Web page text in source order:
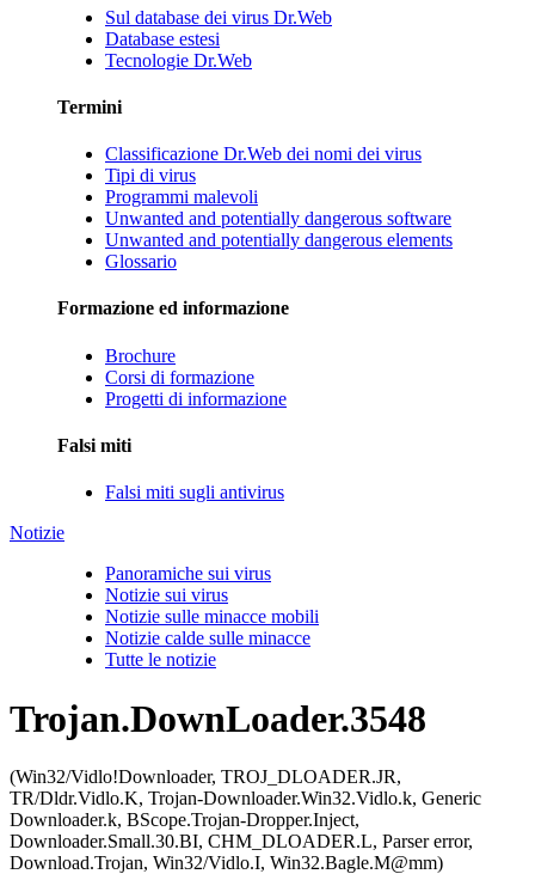
Sul database dei virus Dr.Web
Database estesi
Tecnologie Dr.Web
Termini
Classificazione Dr.Web dei nomi dei virus
Tipi di virus
Programmi malevoli
Unwanted and potentially dangerous software
Unwanted and potentially dangerous elements
Glossario
Formazione ed informazione
Brochure
Corsi di formazione
Progetti di informazione
Falsi miti
Falsi miti sugli antivirus
Notizie
Panoramiche sui virus
Notizie sui virus
Notizie sulle minacce mobili
Notizie calde sulle minacce
Tutte le notizie
Trojan.DownLoader.3548
(Win32/Vidlo!Downloader, TROJ_DLOADER.JR,
TR/Dldr.Vidlo.K, Trojan-Downloader.Win32.Vidlo.k, Generic
Downloader.k, BScope.Trojan-Dropper.Inject,
Downloader.Small.30.BI, CHM_DLOADER.L, Parser error,
Download.Trojan, Win32/Vidlo.I, Win32.Bagle.M@mm)